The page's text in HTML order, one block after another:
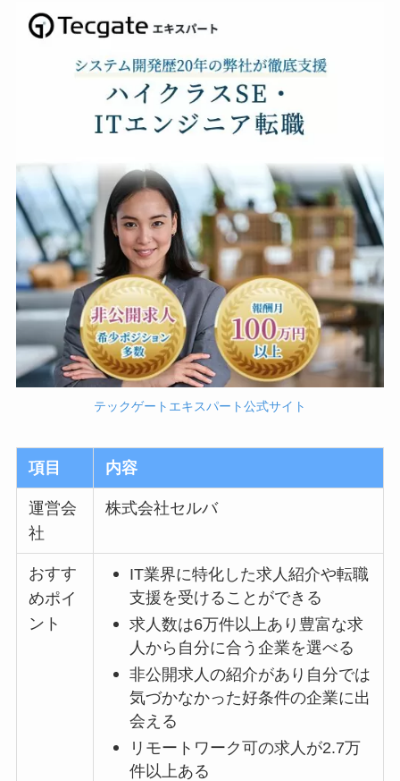
テックゲートエキスパート公式サイト
項目 内容
運営会
社
株式会社セルバ
おすす
めポイ
ント
IT業界に特化した求人紹介や転職
支援を受けることができる
求人数は6万件以上あり豊富な求
人から自分に合う企業を選べる
非公開求人の紹介があり自分では
気づかなかった好条件の企業に出
会える
リモートワーク可の求人が2.7万
件以上ある